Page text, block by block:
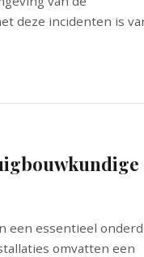
deze incidenten is
een essentieel
omvatten een